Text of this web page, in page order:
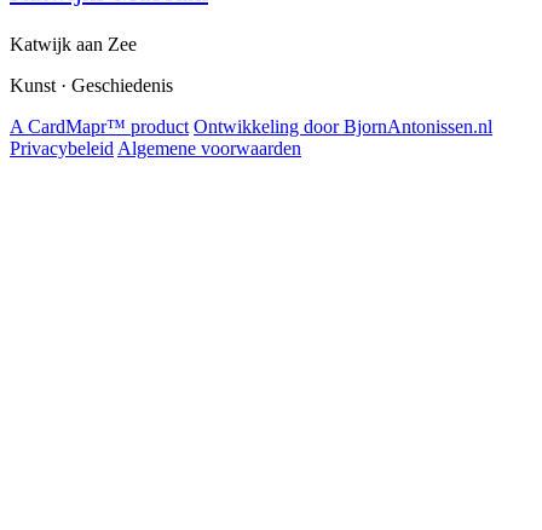
Katwijk aan Zee
Kunst · Geschiedenis
A CardMapr™ product Ontwikkeling door BjornAntonissen.nl
Privacybeleid Algemene voorwaarden